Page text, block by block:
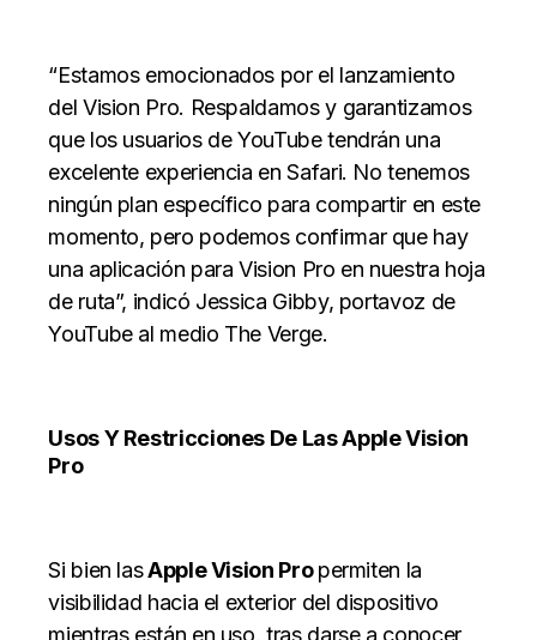
“Estamos emocionados por el lanzamiento
del Vision Pro. Respaldamos y garantizamos
que los usuarios de YouTube tendrán una
excelente experiencia en Safari. No tenemos
ningún plan específico para compartir en este
momento, pero podemos confirmar que hay
una aplicación para Vision Pro en nuestra hoja
de ruta”, indicó Jessica Gibby, portavoz de
YouTube al medio The Verge.
Usos Y Restricciones De Las Apple Vision
Pro
Si bien lasApple Vision Propermiten la
visibilidad hacia el exterior del dispositivo
mientras están en uso, tras darse a conocer